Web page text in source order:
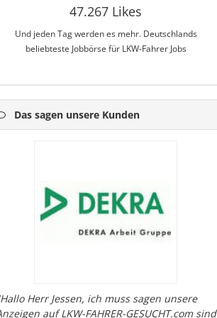
47.267 Likes
Und jeden Tag werden es mehr. Deutschlands
beliebteste Jobbörse für LKW-Fahrer Jobs
Das sagen unsere Kunden
Herr Jessen, ich muss sagen unsere
auf LKW-FAHRER-GESUCHT.com sind